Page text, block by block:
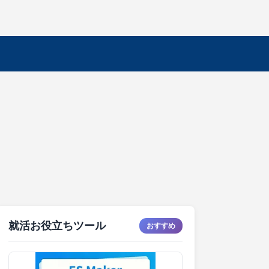
就活お役立ちツール おすすめ